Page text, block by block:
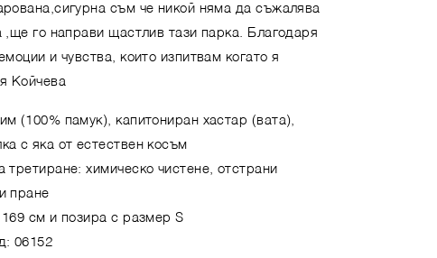
съм че никой няма да съжалява
,ще го направи щастлив тази парка. Благодаря
и чувства, които изпитвам когато я
Койчева
(100% памук), капитониран хастар (вата),
с яка от естествен косъм
третиране: химическо чистене, отстрани
пране
см и позира с размер S
06152